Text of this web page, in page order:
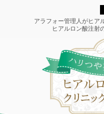
アラフォー管理人がヒア
ヒアルロン酸注射